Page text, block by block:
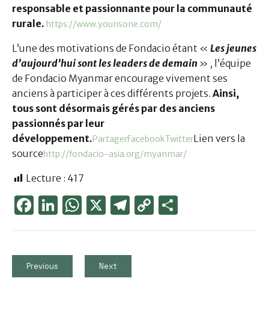
responsable et passionnante pour la communauté
rurale. https://www.younsone.com/
L’une des motivations de Fondacio étant « Les jeunes
d’aujourd’hui sont les leaders de demain » , l’équipe
de Fondacio Myanmar encourage vivement ses
anciens à participer à ces différents projets. Ainsi,
tous sont désormais gérés par des anciens
passionnés par leur
développement.PartagerFacebookTwitterLien vers la
sourcehttp://fondacio-asia.org/myanmar/
Lecture : 417
Face
Link
Wha
Tele
Cop
Previous Next